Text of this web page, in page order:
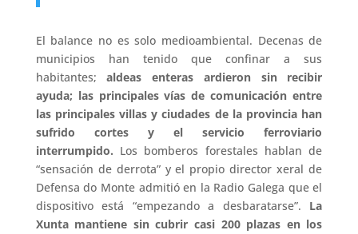
El balance no es solo medioambiental. Decenas de
municipios han tenido que confinar a sus
habitantes;aldeas enteras ardieron sin recibir
ayuda; las principales vías de comunicación entre
las principales villas y ciudades de la provincia han
sufrido cortes y el servicio ferroviario
interrumpido. Los bomberos forestales hablan de
“sensación de derrota” y el propio director xeral de
Defensa do Monte admitió en la Radio Galega que el
dispositivo está “empezando a desbaratarse”. La
Xunta mantiene sin cubrir casi 200 plazas en los